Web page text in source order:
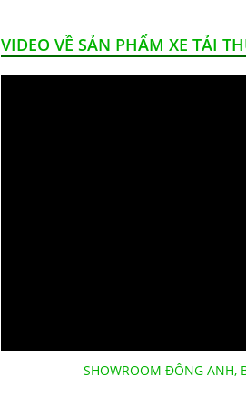
VIDEO VỀ SẢN PHẨM XE TẢI
SHOWROOM ĐÔNG ANH,